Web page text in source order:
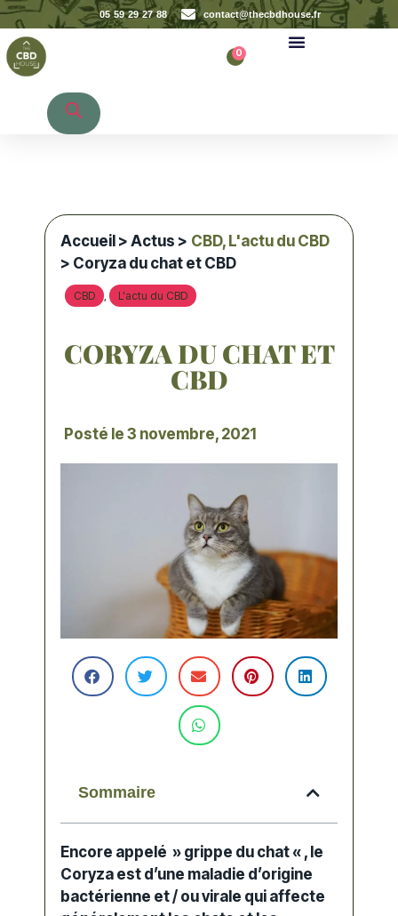
05 59 29 27 88 contact@thecbdhouse.fr
0
Accueil >Actus > CBD, L'actu du CBD
> Coryza du chat et CBD
CBD , L'actu du CBD
CORYZA DU CHAT ET
CBD
Posté le 3 novembre, 2021
Sommaire
Encore appelé » grippe du chat « , le
Coryza est d’une maladie d’origine
bactérienne et / ou virale qui affecte